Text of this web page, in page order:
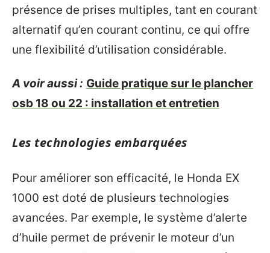
présence de prises multiples, tant en courant
alternatif qu’en courant continu, ce qui offre
une flexibilité d’utilisation considérable.
A voir aussi : Guide pratique sur le plancher
osb 18 ou 22 : installation et entretien
Les technologies embarquées
Pour améliorer son efficacité, le Honda EX
1000 est doté de plusieurs technologies
avancées. Par exemple, le système d’alerte
d’huile permet de prévenir le moteur d’un